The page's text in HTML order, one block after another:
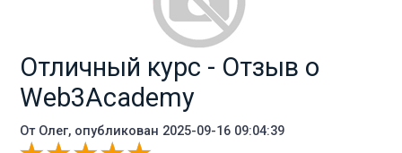
Отличный курс - Отзыв о
Web3Academy
От Олег, опубликован 2025-09-16 09:04:39